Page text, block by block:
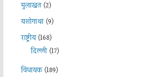
मुलाखत(2)
यशोगाथा(9)
राष्ट्रीय(168)
दिल्ली(17)
विधायक(189)